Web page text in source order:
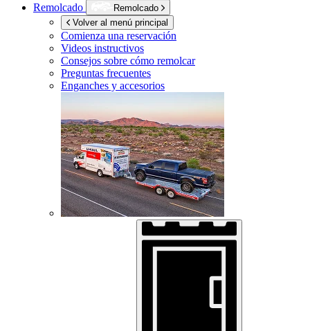
Remolcado
Remolcado
Volver al menú principal
Comienza una reservación
Videos instructivos
Consejos sobre cómo remolcar
Preguntas frecuentes
Enganches y accesorios